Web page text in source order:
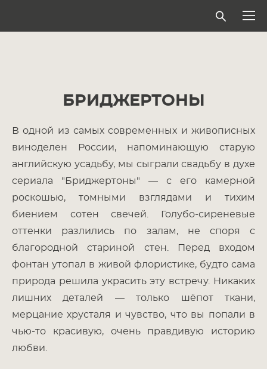
БРИДЖЕРТОНЫ
В одной из самых современных и живописных
виноделен России, напоминающую старую
английскую усадьбу, мы сыграли свадьбу в духе
сериала "Бриджертоны" — с его камерной
роскошью, томными взглядами и тихим
биением сотен свечей. Голубо-сиреневые
оттенки разлились по залам, не споря с
благородной стариной стен. Перед входом
фонтан утопал в живой флористике, будто сама
природа решила украсить эту встречу. Никаких
лишних деталей — только шёпот ткани,
мерцание хрусталя и чувство, что вы попали в
чью-то красивую, очень правдивую историю
любви.